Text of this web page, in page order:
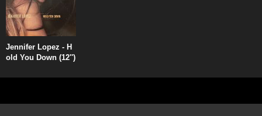
Jennifer Lopez - H
old You Down (12'')